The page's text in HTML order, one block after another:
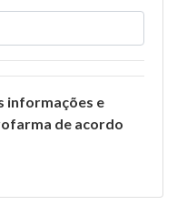
informações e
de acordo